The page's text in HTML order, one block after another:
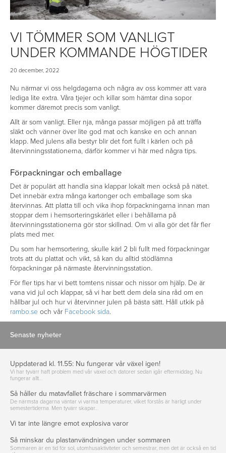
VI TÖMMER SOM VANLIGT
UNDER KOMMANDE HÖGTIDER
20 december, 2022
Nu närmar vi oss helgdagarna och några av oss kommer att vara
lediga lite extra. Våra tjejer och killar som hämtar dina sopor
kommer däremot precis som vanligt.
Allt är som vanligt. Eller nja, många passar möjligen på att träffa
släkt och vänner över lite god mat och kanske en och annan
klapp. Med julens alla bestyr blir det fort fullt i kärlen och på
återvinningsstationerna, därför kommer vi här med några tips.
Förpackningar och emballage
Det är populärt att handla sina klappar lokalt men också på nätet.
Det innebär extra många kartonger och emballage som ska
återvinnas. Att platta till och vika ihop förpackningarna innan man
stoppar dem i hemsorteringskärlet eller i behållarna på
återvinningsstationerna gör stor skillnad. Om vi alla gör det får fler
plats med mer.
Du som har hemsortering, skulle kärl 2 bli fullt med förpackningar
trots att du plattat och vikt, så kan du alltid stödlämna
förpackningar på närmaste återvinningsstation.
För fler tips har vi bett tomtens nissar och nissor om hjälp. De är
vana vid jul och klappar, så vi har bett dem dela sina råd om en
hållbar jul och hur vi återvinner julen på bästa sätt. Håll utkik på
rambo.se och vår Facebook sida.
Senaste nyheter
Uppdaterad kl. 11.55: Nu fungerar vår växel igen!
Vi har tyvärr haft problem med vår växel och datorer sedan igår eftermiddag. Nu
fungerar allt…
Så håller du matavfallet fräschare i sommarvärmen
De närmsta dagarna väntar vi varma temperaturer, vilket förstås är härligt under
semestertiderna. Men tyvärr skapar…
Vi tar inte längre emot explosiva varor
Så minskar du plastanvändningen under sommaren
Sommaren är en tid för sol, utomhusaktiviteter och semestrar, men det är också en tid